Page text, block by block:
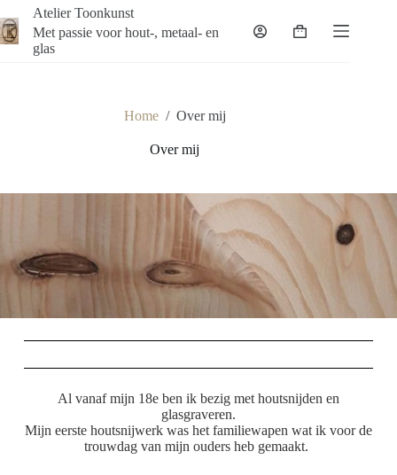
Atelier Toonkunst
Met passie voor hout-, metaal- en
glas
Home / Over mij
Over mij
Al vanaf mijn 18e ben ik bezig met houtsnijden en
glasgraveren.
Mijn eerste houtsnijwerk was het familiewapen wat ik voor de
trouwdag van mijn ouders heb gemaakt.